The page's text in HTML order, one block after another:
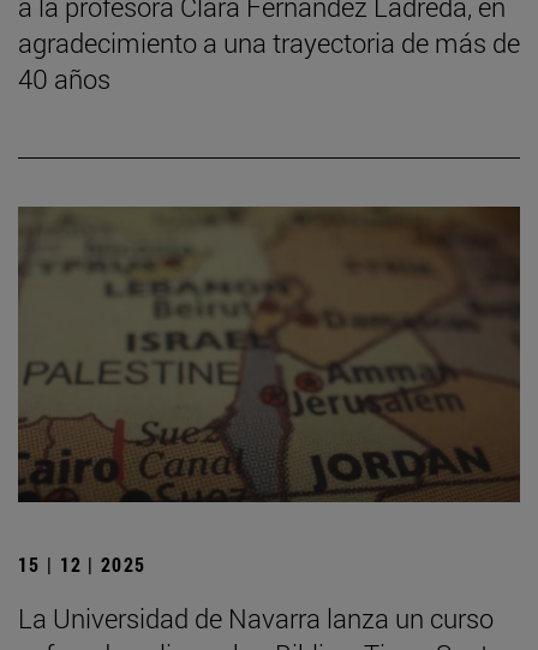
agradecimiento a una trayectoria de más de
40 años
15 | 12 | 2025
La Universidad de Navarra lanza un curso